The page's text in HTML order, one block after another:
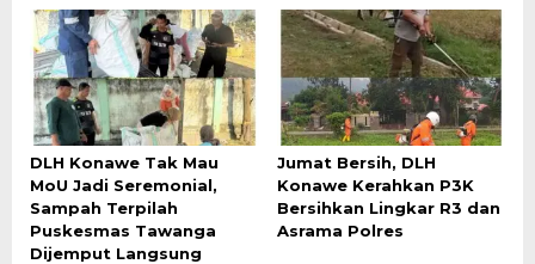
DLH Konawe Tak Mau
MoU Jadi Seremonial,
Sampah Terpilah
Puskesmas Tawanga
Dijemput Langsung
Jumat Bersih, DLH
Konawe Kerahkan P3K
Bersihkan Lingkar R3 dan
Asrama Polres